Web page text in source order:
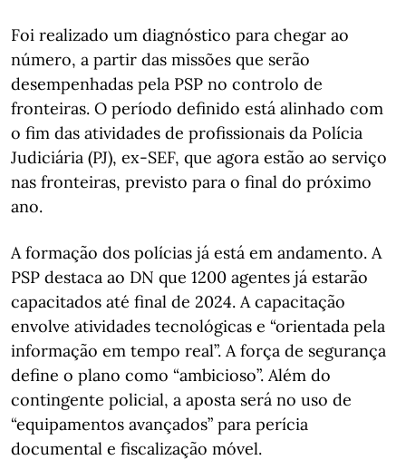
Foi realizado um diagnóstico para chegar ao
número, a partir das missões que serão
desempenhadas pela PSP no controlo de
fronteiras. O período definido está alinhado com
o fim das atividades de profissionais da Polícia
Judiciária (PJ), ex-SEF, que agora estão ao serviço
nas fronteiras, previsto para o final do próximo
ano.
A formação dos polícias já está em andamento. A
PSP destaca ao DN que 1200 agentes já estarão
capacitados até final de 2024. A capacitação
envolve atividades tecnológicas e “orientada pela
informação em tempo real”. A força de segurança
define o plano como “ambicioso”. Além do
contingente policial, a aposta será no uso de
“equipamentos avançados” para perícia
documental e fiscalização móvel.